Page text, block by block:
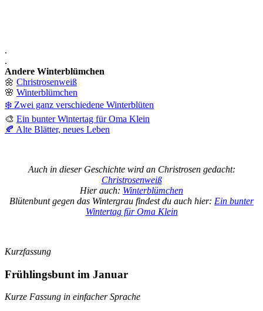
.
.
Andere Winterblümchen
🌼 Christrosenweiß
🌸 Winterblümchen
❄️ Zwei ganz verschiedene Winterblüten
🎨 Ein bunter Wintertag für Oma Klein
🍂 Alte Blätter, neues Leben
Auch in dieser Geschichte wird an Christrosen gedacht:
Christrosenweiß
Hier auch: Winterblümchen
Blütenbunt gegen das Wintergrau findest du auch hier: Ein bunter
Wintertag für Oma Klein
Kurzfassung
Frühlingsbunt im Januar
Kurze Fassung in einfacher Sprache